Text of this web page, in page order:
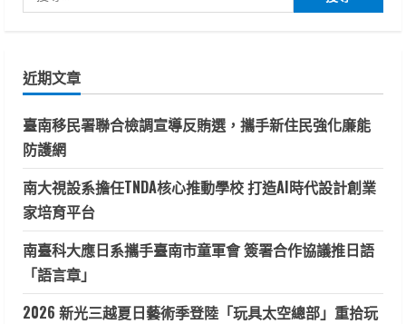
尋
字:
近期文章
臺南移民署聯合檢調宣導反賄選，攜手新住民強化廉能
防護網
南大視設系擔任TNDA核心推動學校 打造AI時代設計創業
家培育平台
南臺科大應日系攜手臺南市童軍會 簽署合作協議推日語
「語言章」
2026 新光三越夏日藝術季登陸「玩具太空總部」重拾玩